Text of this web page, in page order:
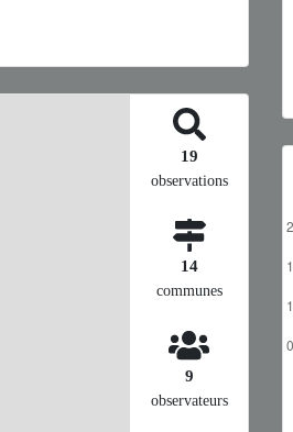
19
observations
14
communes
9
observateurs